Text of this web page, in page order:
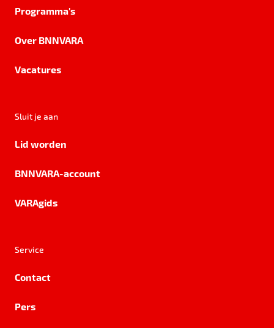
Programma's
Over BNNVARA
Vacatures
Sluit je aan
Lid worden
BNNVARA-account
VARAgids
Service
Contact
Pers